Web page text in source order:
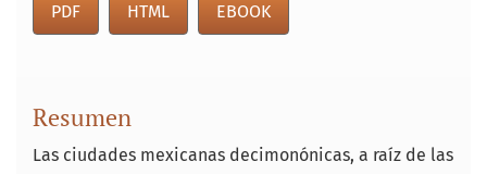
PDF HTML EBOOK
Resumen
Las ciudades mexicanas decimonónicas, a raíz de las